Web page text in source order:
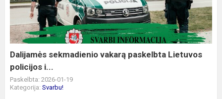
paskelbta
Lietuvos
policijos
i...
Dalijamės sekmadienio vakarą paskelbta Lietuvos
policijos i...
Paskelbta: 2026-01-19
Kategorija: Svarbu!